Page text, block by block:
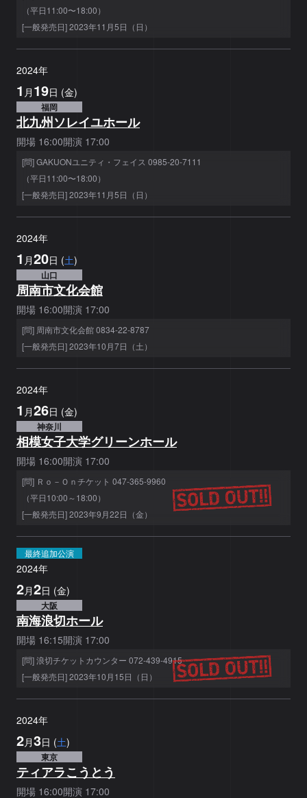
（平日11:00〜18:00）
[一般発売日] 2023年11月5日（日）
2024年
1 月 19日 (金)
福岡
北九州ソレイユホール
開場 16:00開演 17:00
[問] GAKUONユニティ・フェイス 0985-20-7111
（平日11:00〜18:00）
[一般発売日] 2023年11月5日（日）
2024年
1 月20日 (土)
山口
周南市文化会館
開場 16:00開演 17:00
[問] 周南市文化会館 0834-22-8787
[一般発売日] 2023年10月7日（土）
2024年
1 月26日 (金)
神奈川
相模女子大学グリーンホール
開場 16:00開演 17:00
[問] Ｒｏ－Ｏｎチケット 047-365-9960
（平日10:00～18:00）
[一般発売日] 2023年9月22日（金）
最終追加公演
2024年
2月2日 (金)
大阪
南海浪切ホール
開場 16:15開演 17:00
[問] 浪切チケットカウンター 072-439-4915
[一般発売日] 2023年10月15日（日）
2024年
2月3日 (土)
東京
ティアラこうとう
開場 16:00開演 17:00